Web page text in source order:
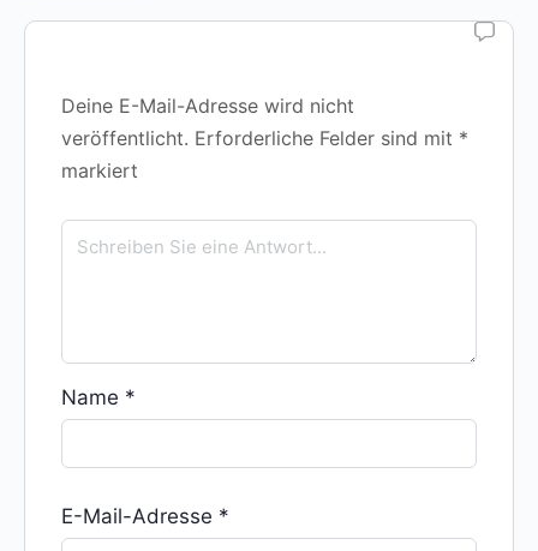
Deine E-Mail-Adresse wird nicht
veröffentlicht. Erforderliche Felder sind mit *
markiert
Name *
E-Mail-Adresse *